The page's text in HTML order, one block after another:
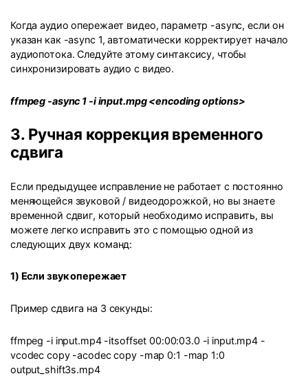
Когда аудио опережает видео, параметр -async, если он
указан как -async 1, автоматически корректирует начало
аудиопотока. Следуйте этому синтаксису, чтобы
синхронизировать аудио с видео.
ffmpeg -async 1 -i input.mpg <encoding options>
3. Ручная коррекция временного
сдвига
Если предыдущее исправление не работает с постоянно
меняющейся звуковой / видеодорожкой, но вы знаете
временной сдвиг, который необходимо исправить, вы
можете легко исправить это с помощью одной из
следующих двух команд:
1) Если звук опережает
Пример сдвига на 3 секунды:
ffmpeg -i input.mp4 -itsoffset 00:00:03.0 -i input.mp4 -
vcodec copy -acodec copy -map 0:1 -map 1:0
output_shift3s.mp4